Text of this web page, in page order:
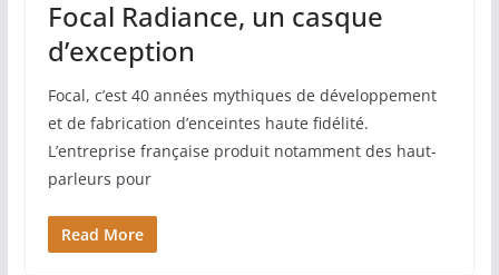
Focal Radiance, un casque
d’exception
Focal, c’est 40 années mythiques de développement
et de fabrication d’enceintes haute fidélité.
L’entreprise française produit notamment des haut-
parleurs pour
Read More